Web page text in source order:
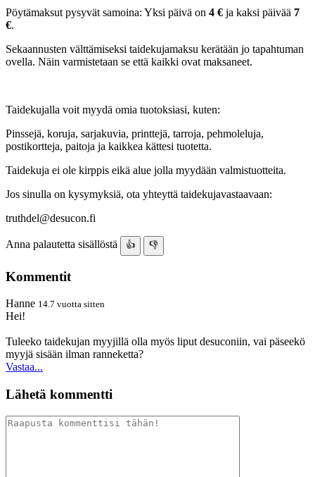
Pöytämaksut pysyvät samoina: Yksi päivä on 4 € ja kaksi päivää 7
€.
Sekaannusten välttämiseksi taidekujamaksu kerätään jo tapahtuman
ovella. Näin varmistetaan se että kaikki ovat maksaneet.
Taidekujalla voit myydä omia tuotoksiasi, kuten:
Pinssejä, koruja, sarjakuvia, printtejä, tarroja, pehmoleluja,
postikortteja, paitoja ja kaikkea kättesi tuotetta.
Taidekuja ei ole kirppis eikä alue jolla myydään valmistuotteita.
Jos sinulla on kysymyksiä, ota yhteyttä taidekujavastaavaan:
truthdel@desucon.fi
Anna palautetta sisällöstä 👍 👎
Kommentit
Hanne 14.7 vuotta sitten
Hei!
Tuleeko taidekujan myyjillä olla myös liput desuconiin, vai päseekö
myyjä sisään ilman ranneketta?
Vastaa...
Lähetä kommentti